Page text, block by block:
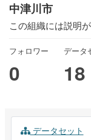
中津川市
この組織には説明
フォロワー
0
データ
18
データセット